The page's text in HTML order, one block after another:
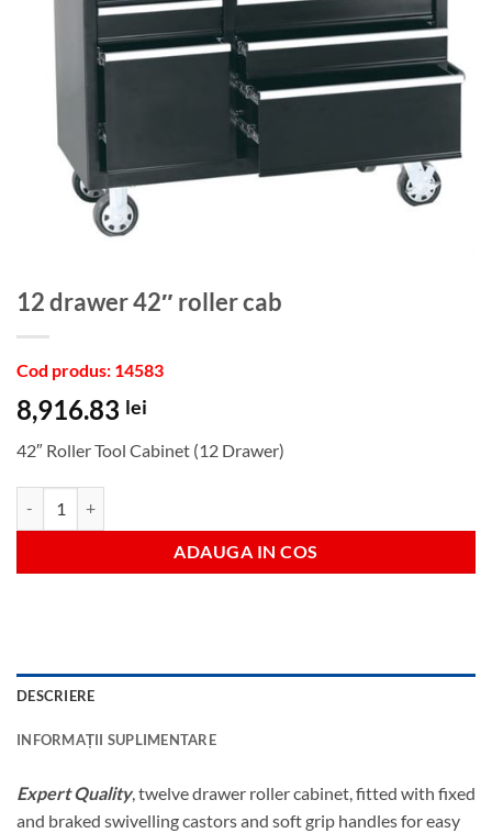
12 drawer 42″ roller cab
Cod produs: 14583
8,916.83 lei
42″ Roller Tool Cabinet (12 Drawer)
ADAUGA IN COS
DESCRIERE
INFORMAȚII SUPLIMENTARE
Expert Quality, twelve drawer roller cabinet, fitted with fixed
and braked swivelling castors and soft grip handles for easy